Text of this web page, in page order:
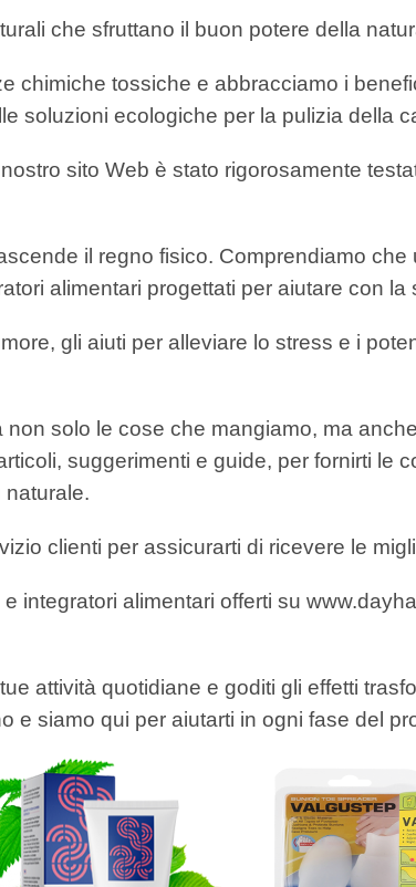
che sfruttano il buon potere della
chimiche tossiche e abbracciamo i
soluzioni ecologiche per la pulizia della
sito Web è stato rigorosamente
il regno fisico. Comprendiamo
alimentari progettati per aiutare con
gli aiuti per alleviare lo stress e i
solo le cose che mangiamo, ma
suggerimenti e guide, per fornirti le
naturale.
clienti per assicurarti di ricevere le
integratori alimentari offerti su
attività quotidiane e goditi gli effetti
e siamo qui per aiutarti in ogni fase del